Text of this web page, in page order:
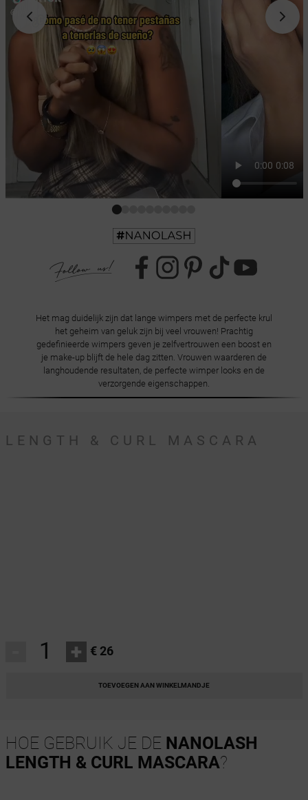
Het mag duidelijk zijn dat lange wimpers met de perfecte krul
het geheim van geluk zijn bij veel vrouwen! Prachtig
gedefinieerde wimpers geven je zelfvertrouwen een boost en
je make-up blijft de hele dag zitten. Vrouwen waarderen de
langhoudende resultaten, de perfecte wimper looks en de
verzorgende eigenschappen.
LENGTH & CURL MASCARA
+ € 26
TOEVOEGEN AAN WINKELMANDJE
HOE GEBRUIK JE DE NANOLASH
LENGTH & CURL MASCARA?